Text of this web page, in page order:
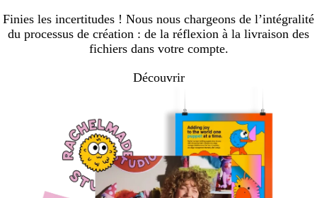
Finies les incertitudes ! Nous nous chargeons de l’intégralité
du processus de création : de la réflexion à la livraison des
fichiers dans votre compte.
Découvrir